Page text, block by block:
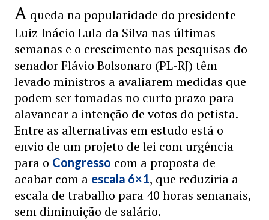
A queda na popularidade do presidente
Luiz Inácio Lula da Silva nas últimas
semanas e o crescimento nas pesquisas do
senador Flávio Bolsonaro (PL-RJ) têm
levado ministros a avaliarem medidas que
podem ser tomadas no curto prazo para
alavancar a intenção de votos do petista.
Entre as alternativas em estudo está o
envio de um projeto de lei com urgência
para o Congresso com a proposta de
acabar com a escala 6×1, que reduziria a
escala de trabalho para 40 horas semanais,
sem diminuição de salário.